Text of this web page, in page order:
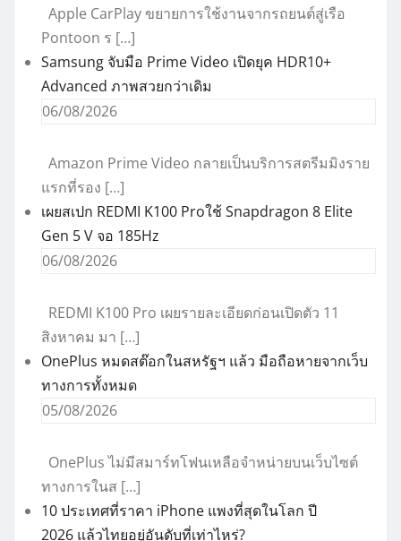
Apple CarPlay ขยายการใช้งานจากรถยนต์สู่เรือ
Pontoon ร […]
Samsung จับมือ Prime Video เปิดยุค HDR10+
Advanced ภาพสวยกว่าเดิม
06/08/2026
Amazon Prime Video กลายเป็นบริการสตรีมมิงราย
แรกที่รอง […]
เผยสเปก REDMI K100 Proใช้ Snapdragon 8 Elite
Gen 5 V จอ 185Hz
06/08/2026
REDMI K100 Pro เผยรายละเอียดก่อนเปิดตัว 11
สิงหาคม มา […]
OnePlus หมดสต๊อกในสหรัฐฯ แล้ว มือถือหายจากเว็บ
ทางการทั้งหมด
05/08/2026
OnePlus ไม่มีสมาร์ทโฟนเหลือจำหน่ายบนเว็บไซต์
ทางการในส […]
10 ประเทศที่ราคา iPhone แพงที่สุดในโลก ปี
2026 แล้วไทยอยู่อันดับที่เท่าไหร่?